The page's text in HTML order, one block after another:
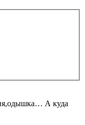
А куда